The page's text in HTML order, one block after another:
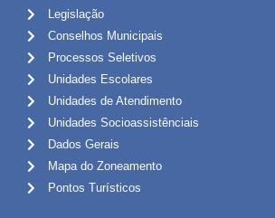
Legislação
Conselhos Municipais
Processos Seletivos
Unidades Escolares
Unidades de Atendimento
Unidades Socioassistênciais
Dados Gerais
Mapa do Zoneamento
Pontos Turísticos